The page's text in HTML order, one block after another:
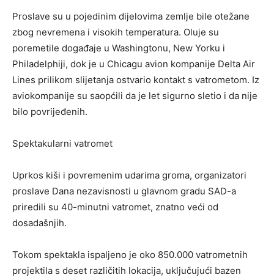
Proslave su u pojedinim dijelovima zemlje bile otežane
zbog nevremena i visokih temperatura. Oluje su
poremetile događaje u Washingtonu, New Yorku i
Philadelphiji, dok je u Chicagu avion kompanije Delta Air
Lines prilikom slijetanja ostvario kontakt s vatrometom. Iz
aviokompanije su saopćili da je let sigurno sletio i da nije
bilo povrijeđenih.
Spektakularni vatromet
Uprkos kiši i povremenim udarima groma, organizatori
proslave Dana nezavisnosti u glavnom gradu SAD-a
priredili su 40-minutni vatromet, znatno veći od
dosadašnjih.
Tokom spektakla ispaljeno je oko 850.000 vatrometnih
projektila s deset različitih lokacija, uključujući bazen